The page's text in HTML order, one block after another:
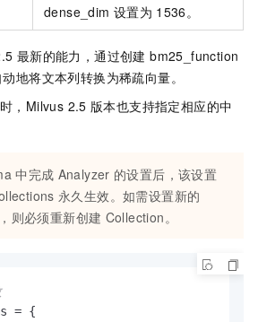
dense_dim 设置为 1536。
最新的能力，通过创建 bm25_function
地将文本列转换为稀疏向量。
，Milvus 2.5 版本也支持指定相应的中
中完成 Analyzer 的设置后，该设置
永久生效。如需设置新的
则必须重新创建 Collection。
= {